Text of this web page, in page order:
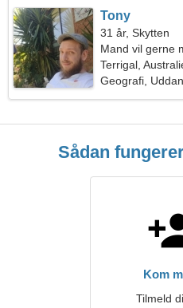
Tony
31 år, Skytten
Mand vil gerne
Terrigal,
Geografi,
Sådan
Kom
Tilmeld